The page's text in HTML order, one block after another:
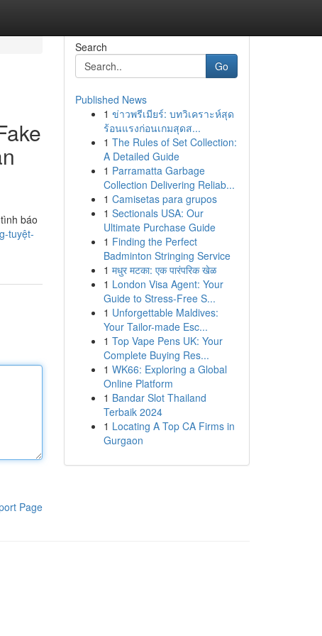
báo
tuyệt-
Page
Search
Go
Published News
1 ข่าวพรีเมียร์: บทวิเคราะห์สุด
ร้อนแรงก่อนเกมสุดส...
1 The Rules of Set Collection:
A Detailed Guide
1 Parramatta Garbage
Collection Delivering Reliab...
1 Camisetas para grupos
1 Sectionals USA: Our
Ultimate Purchase Guide
1 Finding the Perfect
Badminton Stringing Service
1 मधुर मटका: एक पारंपरिक खेळ
1 London Visa Agent: Your
Guide to Stress-Free S...
1 Unforgettable Maldives:
Your Tailor-made Esc...
1 Top Vape Pens UK: Your
Complete Buying Res...
1 WK66: Exploring a Global
Online Platform
1 Bandar Slot Thailand
Terbaik 2024
1 Locating A Top CA Firms in
Gurgaon